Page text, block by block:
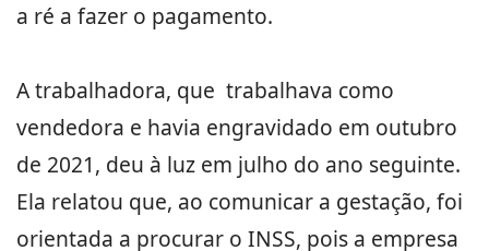
a ré a fazer o pagamento.
A trabalhadora, que trabalhava como
vendedora e havia engravidado em outubro
de 2021, deu à luz em julho do ano seguinte.
Ela relatou que, ao comunicar a gestação, foi
orientada a procurar o INSS, pois a empresa